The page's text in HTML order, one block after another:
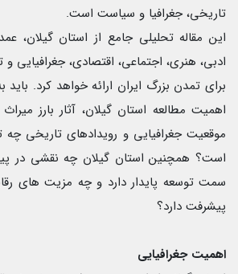
تاریخی، جغرافیا و سیاست است.
این مقاله تحلیلی جامع از استان گیلان،
ادبی، هنری، اجتماعی، اقتصادی،
برای تمدن بزرگ ایران ارائه خواهد کرد.
اهمیت مطالعه استان گیلان، آثار بارز
موقعیت جغرافیایی و رویدادهای تاریخی چه
است؟ همچنین استان گیلان چه نقشی در
سمت توسعه پایدار دارد و چه مزیت های
پیشرفت دارد؟
اهمیت جغرافیایی